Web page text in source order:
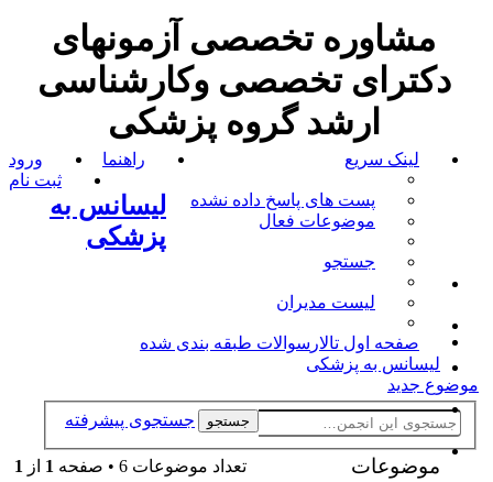
مشاوره تخصصی آزمونهای
دکترای تخصصی وکارشناسی
ارشد گروه پزشکی
لینک سریع
پست های پاسخ داده نشده
موضوعات فعال
جستجو
لیست مدیران
راهنما
ورود
ثبت نام
صفحه اول تالار سوالات طبقه بندی شده
لیسانس به پزشکی
لیسانس به
پزشکی
موضوع جدید
جستجو جستجوی پیشرفته
تعداد موضوعات 6 • صفحه 1 از 1 موضوعات